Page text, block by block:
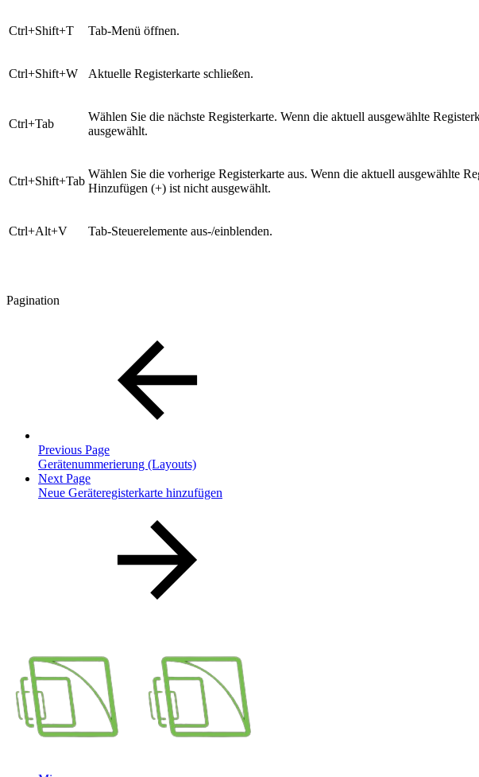
Ctrl+Shift+T Tab-Menü öffnen.
Ctrl+Shift+W Aktuelle Registerkarte schließen.
Ctrl+Tab
Wählen Sie die nächste Registerkarte. Wenn die aktuell ausgewählte
ausgewählt.
Ctrl+Shift+Tab
Wählen Sie die vorherige Registerkarte aus. Wenn die aktuell ausgewählte
Hinzufügen (+) ist nicht ausgewählt.
Ctrl+Alt+V Tab-Steuerelemente aus-/einblenden.
Pagination
Previous Page
Gerätenummerierung (Layouts)
Next Page
Neue Geräteregisterkarte hinzufügen